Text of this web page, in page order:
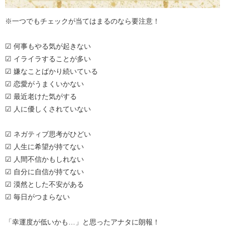
※一つでもチェックが当てはまるのなら要注意！
☑ 何事もやる気が起きない
☑ イライラすることが多い
☑ 嫌なことばかり続いている
☑ 恋愛がうまくいかない
☑ 最近老けた気がする
☑ 人に優しくされていない
☑ ネガティブ思考がひどい
☑ 人生に希望が持てない
☑ 人間不信かもしれない
☑ 自分に自信が持てない
☑ 漠然とした不安がある
☑ 毎日がつまらない
「幸運度が低いかも…」と思ったアナタに朗報！